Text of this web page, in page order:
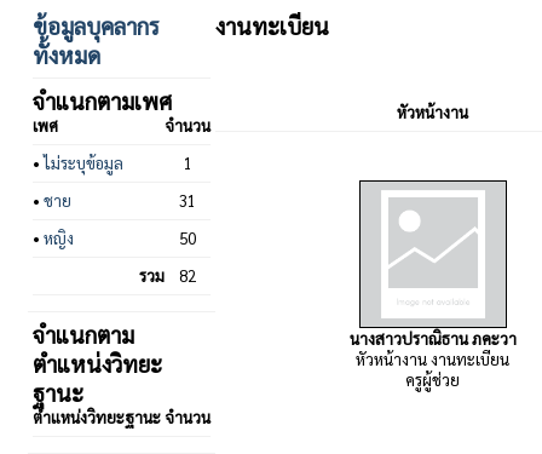
ข้อมูลบุคลากร
ทั้งหมด
จำแนกตามเพศ
เพศ
จำนวน
•ไม่ระบุข้อมูล
1
• ชาย
31
• หญิง
50
รวม
82
จำแนกตาม
ตำแหน่งวิทยะ
ฐานะ
ตำแหน่งวิทยะฐานะจำนวน
งานทะเบียน
หัวหน้างาน
นางสาวปราณิธาน ภคะวา
หัวหน้างาน งานทะเบียน
ครูผู้ช่วย